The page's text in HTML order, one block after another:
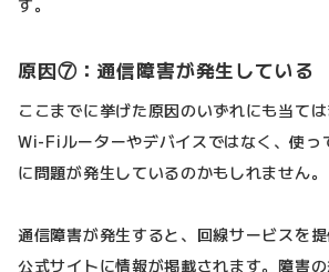
原因⑦：通信障害が発生している
ここまでに挙げた原因のいずれにも当ては
Wi-Fiルーターやデバイスではなく、使っ
に問題が発生しているのかもしれません。
通信障害が発生すると、回線サービスを
公式サイトに情報が掲載されます。障害